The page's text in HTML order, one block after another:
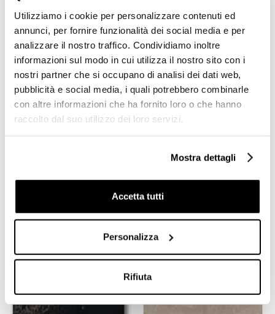
Utilizziamo i cookie per personalizzare contenuti ed
annunci, per fornire funzionalità dei social media e per
analizzare il nostro traffico. Condividiamo inoltre
informazioni sul modo in cui utilizza il nostro sito con i
nostri partner che si occupano di analisi dei dati web,
pubblicità e social media, i quali potrebbero combinarle
con altre informazioni che ha fornito loro o che hanno
raccolto dal suo utilizzo dei loro servizi.
Mostra dettagli
Accetta tutti
Personalizza
Rifiuta
Quarzite Grigio Out 21x42 -
Mattonella da esterno - Cotto Petrus
Quarzite Beige Out 21x42 -
Mattonella da esterno - Cotto
Prodotti simili